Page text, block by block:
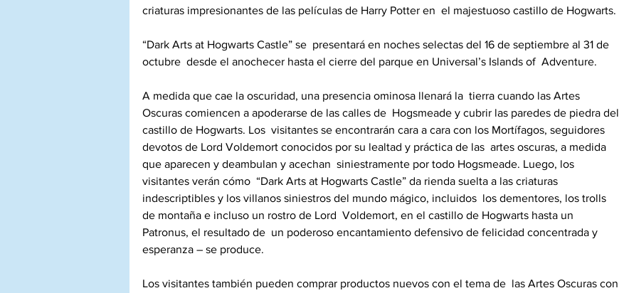
criaturas impresionantes de las películas de Harry Potter en  el majestuoso castillo de Hogwarts.
“Dark Arts at Hogwarts Castle” se  presentará en noches selectas del 16 de septiembre al 31 de
octubre  desde el anochecer hasta el cierre del parque en Universal’s Islands of  Adventure.
A medida que cae la oscuridad, una presencia ominosa llenará la  tierra cuando las Artes
Oscuras comiencen a apoderarse de las calles de  Hogsmeade y cubrir las paredes de piedra del
castillo de Hogwarts. Los  visitantes se encontrarán cara a cara con los Mortífagos, seguidores
devotos de Lord Voldemort conocidos por su lealtad y práctica de las  artes oscuras, a medida
que aparecen y deambulan y acechan  siniestramente por todo Hogsmeade. Luego, los
visitantes verán cómo  “Dark Arts at Hogwarts Castle” da rienda suelta a las criaturas
indescriptibles y los villanos siniestros del mundo mágico, incluidos  los dementores, los trolls
de montaña e incluso un rostro de Lord  Voldemort, en el castillo de Hogwarts hasta un
Patronus, el resultado de  un poderoso encantamiento defensivo de felicidad concentrada y
esperanza – se produce.
Los visitantes también pueden comprar productos nuevos con el tema de  las Artes Oscuras con